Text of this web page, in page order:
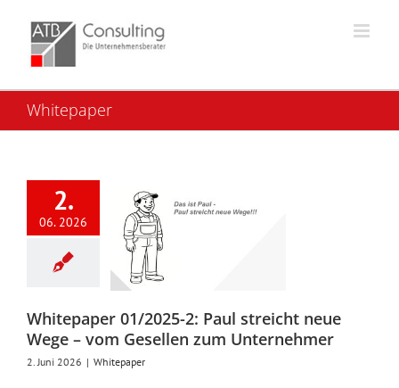
content
Whitepaper
2.
06. 2026
2:
streicht
Wege –
Whitepaper 01/2025-2: Paul streicht neue
Wege – vom Gesellen zum Unternehmer
2. Juni 2026 | Whitepaper